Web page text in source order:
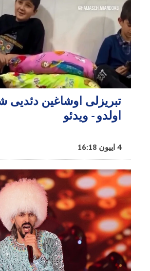
تبریزلی اوشاغین دئدیی
اولدو - ویدئو
4 اییون 16:18